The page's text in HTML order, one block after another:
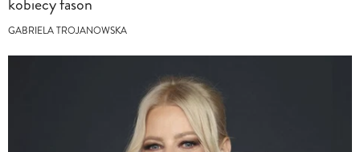
GABRIELA TROJANOWSKA